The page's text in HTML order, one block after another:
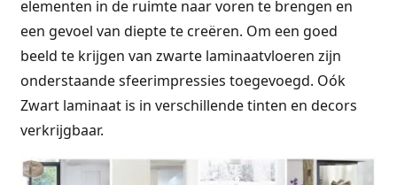
elementen in de ruimte naar voren te brengen en
een gevoel van diepte te creëren. Om een goed
beeld te krijgen van zwarte laminaatvloeren zijn
onderstaande sfeerimpressies toegevoegd. Oók
Zwart laminaat is in verschillende tinten en decors
verkrijgbaar.